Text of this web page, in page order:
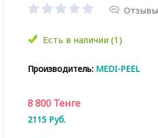
Отзывы
Есть в наличии (1)
Производитель: MEDI-PEEL
8 800 Тенге
2115 Руб.